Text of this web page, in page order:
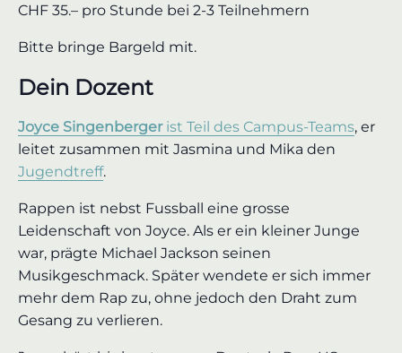
CHF 35.– pro Stunde bei 2-3 Teilnehmern
Bitte bringe Bargeld mit.
Dein Dozent
Joyce Singenbergerist Teil des Campus-Teams, er
leitet zusammen mit Jasmina und Mika den
Jugendtreff.
Rappen ist nebst Fussball eine grosse
Leidenschaft von Joyce. Als er ein kleiner Junge
war, prägte Michael Jackson seinen
Musikgeschmack. Später wendete er sich immer
mehr dem Rap zu, ohne jedoch den Draht zum
Gesang zu verlieren.